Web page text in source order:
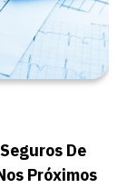
De
Próximos